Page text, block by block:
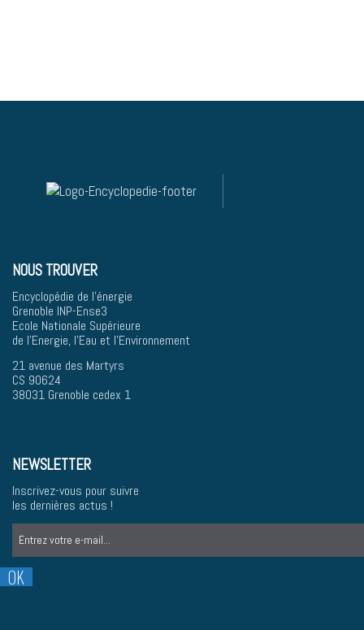
NOUS TROUVER
Encyclopédie de l'énergie
Grenoble INP-Ense3
Ecole Nationale Supérieure
de l'Energie, l'Eau et l'Environnement
21 avenue des Martyrs
CS 90624
38031 Grenoble cedex 1
NEWSLETTER
Inscrivez-vous pour suivre
les dernières actus !